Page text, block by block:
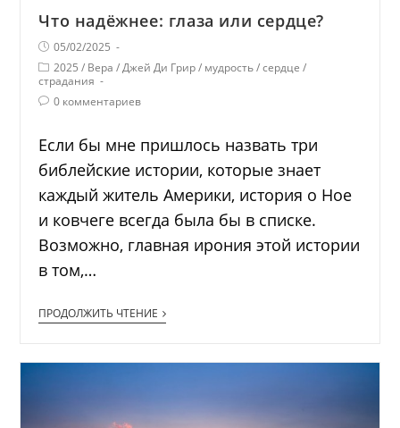
Что надёжнее: глаза или сердце?
05/02/2025
2025 / Вера / Джей Ди Грир / мудрость / сердце /
страдания
0 комментариев
Если бы мне пришлось назвать три
библейские истории, которые знает
каждый житель Америки, история о Ное
и ковчеге всегда была бы в списке.
Возможно, главная ирония этой истории
в том,…
ПРОДОЛЖИТЬ ЧТЕНИЕ